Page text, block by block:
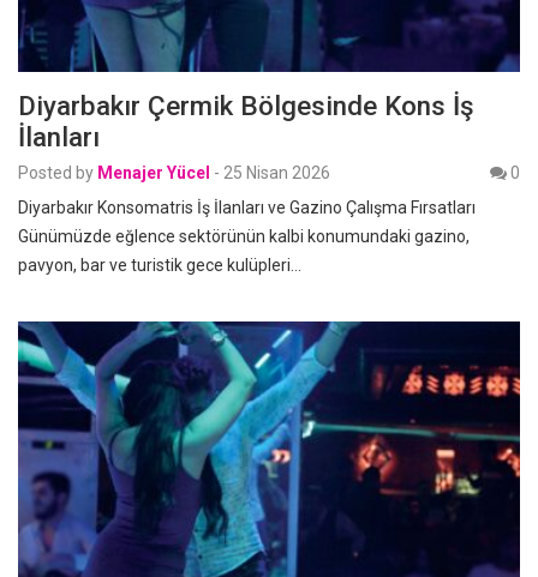
Diyarbakır Çermik Bölgesinde Kons İş
İlanları
Posted by Menajer Yücel - 25 Nisan 2026
0
Diyarbakır Konsomatris İş İlanları ve Gazino Çalışma Fırsatları
Günümüzde eğlence sektörünün kalbi konumundaki gazino,
pavyon, bar ve turistik gece kulüpleri…